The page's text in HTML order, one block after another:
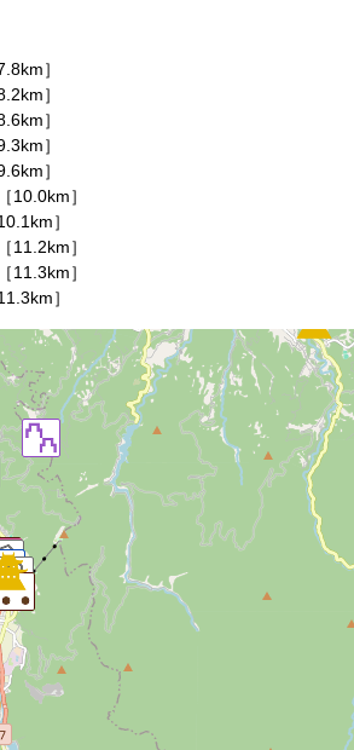
］
］
］
］
］
［10.0km］
］
［11.2km］
［11.3km］
］